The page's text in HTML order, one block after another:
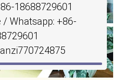
18688729601
Whatsapp: +86-